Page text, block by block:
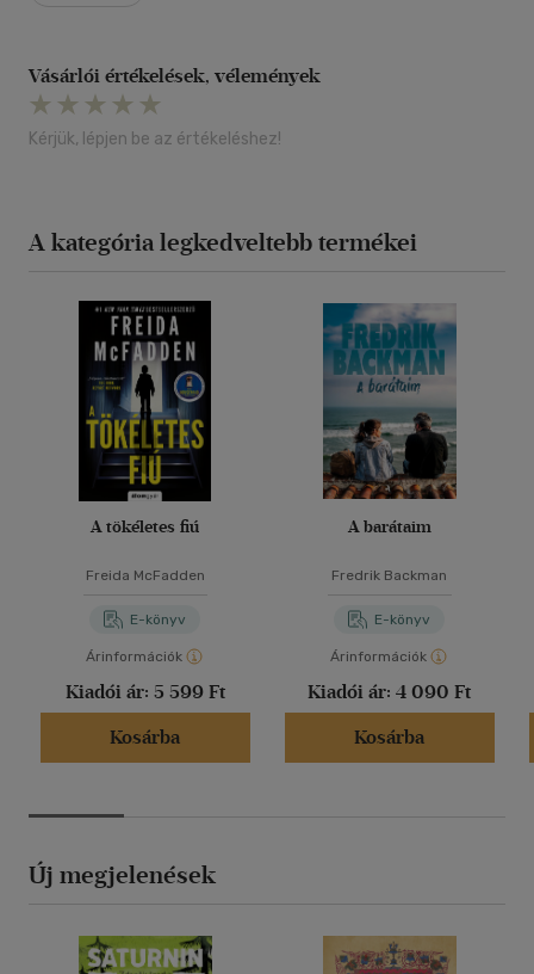
Vásárlói értékelések, vélemények
Kérjük, lépjen be az értékeléshez!
A kategória legkedveltebb termékei
A tökéletes fiú
Freida McFadden
E-könyv
Árinformációk
Kiadói ár: 5 599 Ft
Kosárba
A barátaim
Fredrik Backman
E-könyv
Árinformációk
Kiadói ár: 4 090 Ft
Kosárba
Új megjelenések